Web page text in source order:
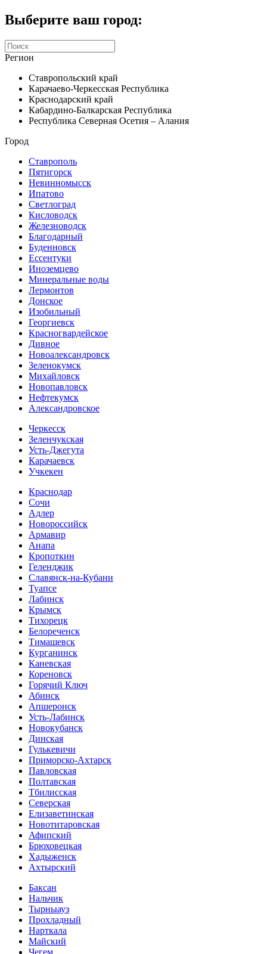
Выберите ваш город:
Регион
Ставропольский край
Карачаево-Черкесская Республика
Краснодарский край
Кабардино-Балкарская Республика
Республика Северная Осетия – Алания
Город
Ставрополь
Пятигорск
Невинномысск
Ипатово
Светлоград
Кисловодск
Железноводск
Благодарный
Буденновск
Ессентуки
Иноземцево
Минеральные воды
Лермонтов
Донское
Изобильный
Георгиевск
Красногвардейское
Дивное
Новоалександровск
Зеленокумск
Михайловск
Новопавловск
Нефтекумск
Александровское
Черкесск
Зеленчукская
Усть-Джегута
Карачаевск
Учкекен
Краснодар
Сочи
Адлер
Новороссийск
Армавир
Анапа
Кропоткин
Геленджик
Славянск-на-Кубани
Туапсе
Лабинск
Крымск
Тихорецк
Белореченск
Тимашевск
Курганинск
Каневская
Кореновск
Горячий Ключ
Абинск
Апшеронск
Усть-Лабинск
Новокубанск
Динская
Гулькевичи
Приморско-Ахтарск
Павловская
Полтавская
Тбилисская
Северская
Елизаветинская
Новотитаровская
Афипский
Брюховецкая
Хадыженск
Ахтырский
Баксан
Нальчик
Тырныауз
Прохладный
Нарткала
Майский
Чегем